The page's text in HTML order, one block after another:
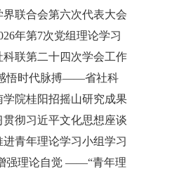
联合会第六次代表大会
年第7次党组理论学习
习暨专题党课
联第二十四次学会工作
悟时代脉搏——省社科
行圆满举行
学院桂阳招摇山研究成果
平台推介
彻习近平文化思想座谈
进青年理论学习小组学习
强理论自觉 ——“青年理